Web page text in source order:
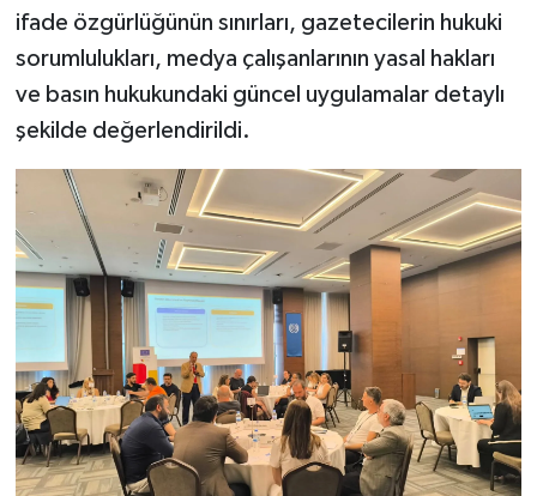
ifade özgürlüğünün sınırları, gazetecilerin hukuki
sorumlulukları, medya çalışanlarının yasal hakları
ve basın hukukundaki güncel uygulamalar detaylı
şekilde değerlendirildi.